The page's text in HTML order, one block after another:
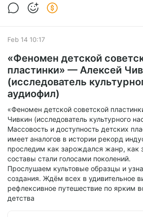
океанским бризом, жемчужными
летом в залитом неоновыми огнями
современных интерпретаций. А
жанра пришлись на эпоху
будем именно с этих носителей.
Feb 14 10:17
«Феномен детской
пластинки» — Алексей
(исследователь
аудиофил)
«Феномен детской советской
Чивкин (исследователь культурного
Массовость и доступность детских
имеет аналогов в истории рекорд
проследим как зарождался жанр, как
составы стали голосами поколений.
Прослушаем культовые образцы и
создания. Ждём всех в удивительное
рефлексивное путешествие по ярким
детства